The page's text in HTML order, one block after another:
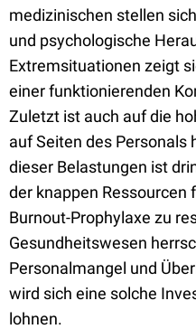
medizinischen stellen
und psychologische
Extremsituationen zeigt
einer funktionierenden
Zuletzt ist auch auf die
auf Seiten des Personals
dieser Belastungen ist
der knappen Ressourcen
Burnout-Prophylaxe zu
Gesundheitswesen
Personalmangel und
wird sich eine solche
lohnen.